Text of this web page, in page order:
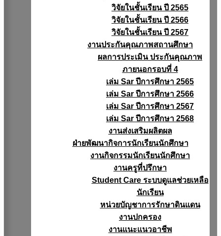
วิจัยในชั้นเรียน ปี 2565
วิจัยในชั้นเรียน ปี 2566
วิจัยในชั้นเรียน ปี 2567
งานประกันคุณภาพสถานศึกษา
ผลการประเมิน ประกันคุณภาพ
ภายนอกรอบที่ 4
เล่ม Sar ปีการศึกษา 2565
เล่ม Sar ปีการศึกษา 2566
เล่ม Sar ปีการศึกษา 2567
เล่ม Sar ปีการศึกษา 2568
งานส่งเสริมผลิตผล
ฝ่ายพัฒนากิจการนักเรียนนักศึกษา
งานกิจกรรมนักเรียนนักศึกษา
งานครูที่ปรึกษา
Student Care ระบบดูแลช่วยเหลือ
นักเรียน
หน่วยบัญชาการรักษาดินแดน
งานปกครอง
งานแนะแนวอาชีพ